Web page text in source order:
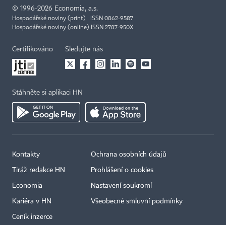
© 1996-2026 Economia, a.s.
Hospodářské noviny (print) ISSN 0862-9587
Hospodářské noviny (online) ISSN 2787-950X
Certifikováno Sledujte nás
Stáhněte si aplikaci HN
Kontakty
Tiráž redakce HN
Economia
Kariéra v HN
Ceník inzerce
Ochrana osobních údajů
Prohlášení o cookies
Nastavení soukromí
Všeobecné smluvní podmínky